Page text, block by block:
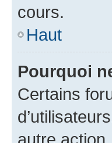
cours.
Haut
Pourquoi
Certains
autre